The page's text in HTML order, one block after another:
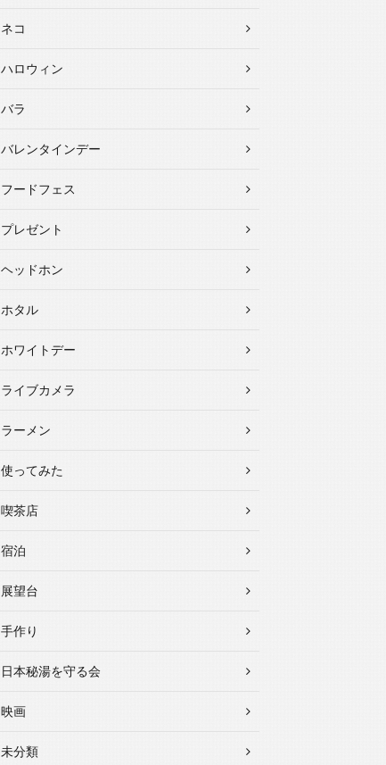
ネコ
ハロウィン
バラ
バレンタインデー
フードフェス
プレゼント
ヘッドホン
ホタル
ホワイトデー
ライブカメラ
ラーメン
使ってみた
喫茶店
宿泊
展望台
手作り
日本秘湯を守る会
映画
未分類